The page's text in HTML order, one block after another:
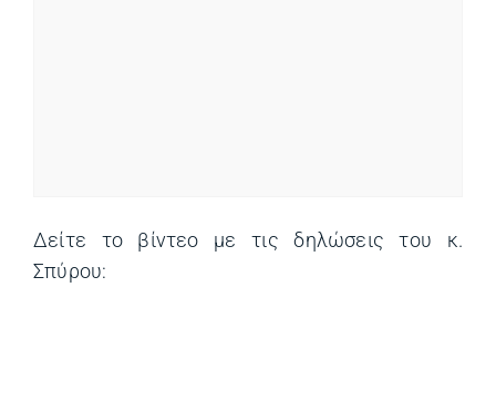
Δείτε το βίντεο με τις δηλώσεις του κ.
Σπύρου: